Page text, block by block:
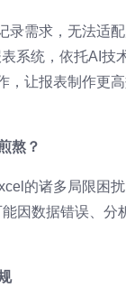
录需求，无法适
系统，依托AI技
让报表制作更
熬？
的诸多局限困
因数据错误、分